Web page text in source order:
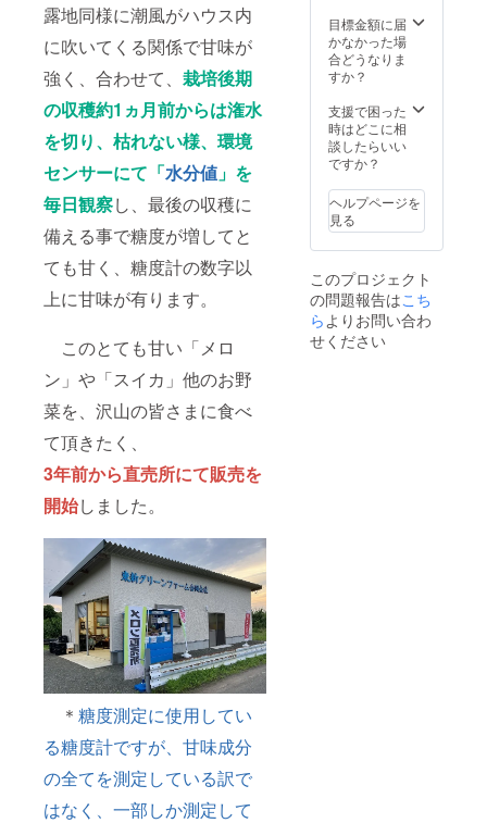
露地同様に潮風がハウス内
に吹いてくる関係で甘味が
強く、合わせて、 栽培後期
の収穫約1ヵ月前からは潅水
を切り、枯れない様、環境
センサーにて「水分値 」を
毎日観察し、最後の収穫に
備える事で糖度が増してと
ても甘く、糖度計の数字以
上に甘味が有ります。
このとても甘い「メロ
ン」や「スイカ」他のお野
菜を、沢山の皆さまに食べ
て頂きたく、
3年前から直売所にて販売を
開始しました。
＊ 糖度測定に使用してい
る糖度計ですが、甘味成分
の全てを測定している訳で
はなく、一部しか測定して
目標金額に届
かなかった場
合どうなりま
すか？
支援で困った
時はどこに相
談したらいい
ですか？
ヘルプページを
見る
このプロジェクト
の問題報告はこち
らよりお問い合わ
せください